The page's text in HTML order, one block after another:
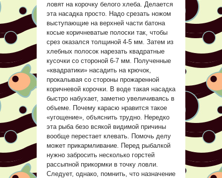
ловят на корочку белого хлеба. Делается
эта насадка просто. Надо срезать ножом
выступающие на верхней части батона
косые коричневатые полоски так, чтобы
срез оказался толщиной 4-5 мм. Затем из
хлебных полосок нарезать квадратные
кусочки со стороной 6-7 мм. Полученные
«квадратики» насадить на крючок,
прокалывая со стороны прожаренной
коричневой корочки. В воде такая насадка
быстро набухает, заметно увеличиваясь в
объеме. Почему карасю нравится такое
«угощение», объяснить трудно. Нередко
эта рыба безо всякой видимой причины
вообще перестает клевать. Помочь делу
может прикармливание. Перед рыбалкой
нужно забросить несколько горстей
рассыпной прикормки в точку ловли.
Следует, однако, помнить, что назначение